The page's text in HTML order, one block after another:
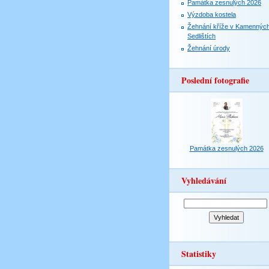
Památka zesnulých 2026
Výzdoba kostela
Žehnání kříže v
Sedlištích
Žehnání úrody
Poslední fotografie
Památka zesnulých 2026
Vyhledávání
Statistiky